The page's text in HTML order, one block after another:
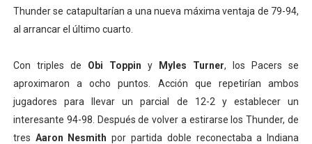
Thunder se catapultarían a una nueva máxima ventaja de 79-94,
al arrancar el último cuarto.
Con triples de Obi Toppin y Myles Turner, los Pacers se
aproximaron a ocho puntos. Acción que repetirían ambos
jugadores para llevar un parcial de 12-2 y establecer un
interesante 94-98. Después de volver a estirarse los Thunder, de
tres Aaron Nesmith por partida doble reconectaba a Indiana